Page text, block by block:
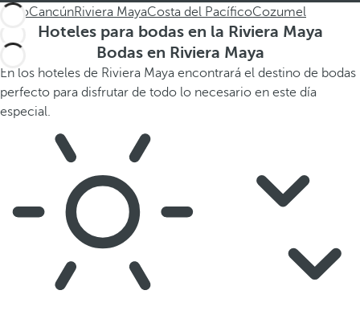
TodoCancúnRiviera MayaCosta del PacíficoCozumel
Hoteles para bodas en la Riviera Maya
Bodas en Riviera Maya
En los hoteles de Riviera Maya encontrará el destino de bodas
perfecto para disfrutar de todo lo necesario en este día
especial.